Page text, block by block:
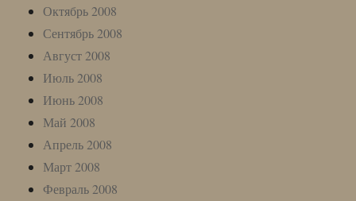
Октябрь 2008
Сентябрь 2008
Август 2008
Июль 2008
Июнь 2008
Май 2008
Апрель 2008
Март 2008
Февраль 2008